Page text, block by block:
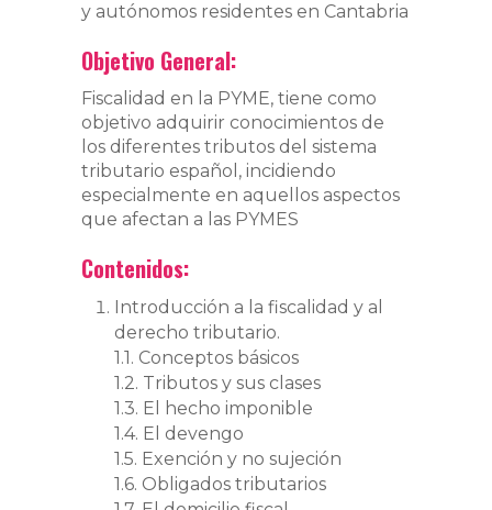
y autónomos residentes en Cantabria
Objetivo General:
Fiscalidad en la PYME, tiene como
objetivo adquirir conocimientos de
los diferentes tributos del sistema
tributario español, incidiendo
especialmente en aquellos aspectos
que afectan a las PYMES
Contenidos:
Introducción a la fiscalidad y al
derecho tributario.
1.1. Conceptos básicos
1.2. Tributos y sus clases
1.3. El hecho imponible
1.4. El devengo
1.5. Exención y no sujeción
1.6. Obligados tributarios